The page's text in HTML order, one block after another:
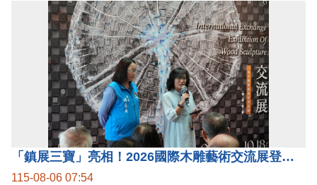
「鎮展三寶」亮相！2026國際木雕藝術交流展登場 國際木雕競賽得獎入圍名單同步揭曉
115-08-06 07:54